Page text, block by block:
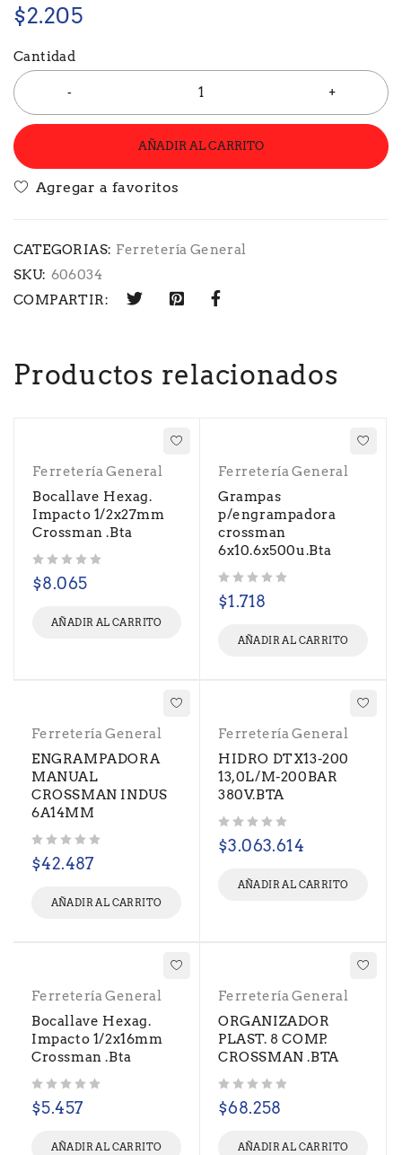
$2.205
Cantidad
AÑADIR AL CARRITO
CATEGORIAS: Ferretería General
SKU: 606034
COMPARTIR:
Productos relacionados
Ferretería General
Bocallave Hexag.
Impacto 1/2x27mm
Crossman .Bta
$8.065
AÑADIR AL CARRITO
Ferretería General
Grampas
p/engrampadora
crossman
6x10.6x500u.Bta
$1.718
AÑADIR AL CARRITO
Ferretería General
ENGRAMPADORA
MANUAL
CROSSMAN INDUS
6A14MM
$42.487
AÑADIR AL CARRITO
Ferretería General
HIDRO DTX13-200
13,0L/M-200BAR
380V.BTA
$3.063.614
AÑADIR AL CARRITO
Ferretería General
Bocallave Hexag.
Impacto 1/2x16mm
Crossman .Bta
$5.457
AÑADIR AL CARRITO
Ferretería General
ORGANIZADOR
PLAST. 8 COMP.
CROSSMAN .BTA
$68.258
AÑADIR AL CARRITO